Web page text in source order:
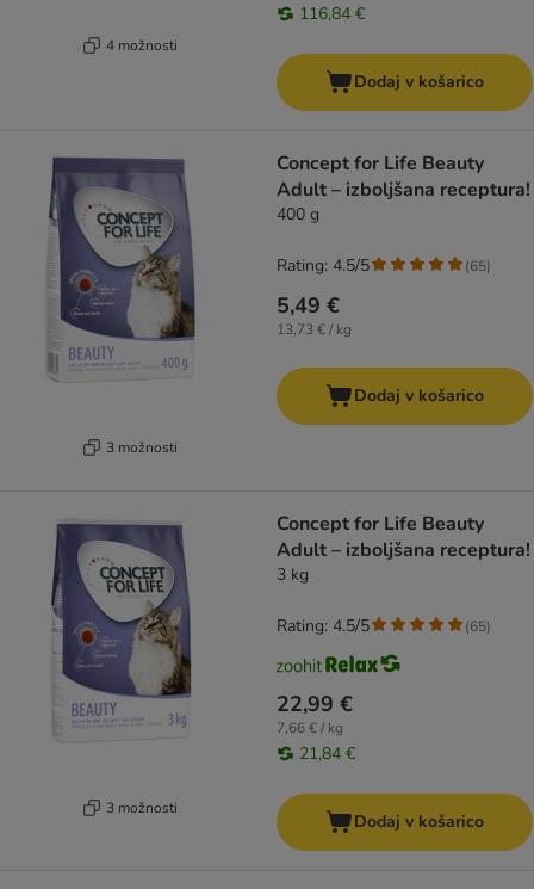
4 možnosti
116,84 €
Dodaj v košarico
3 možnosti
Concept for Life Beauty
Adult – izboljšana receptura!
400 g
5,49 €
13,73 € / kg
Rating: 4.5/5 (65)
Dodaj v košarico
3 možnosti
Concept for Life Beauty
Adult – izboljšana receptura!
3 kg
22,99 €
7,66 € / kg
21,84 €
Rating: 4.5/5 (65)
Dodaj v košarico